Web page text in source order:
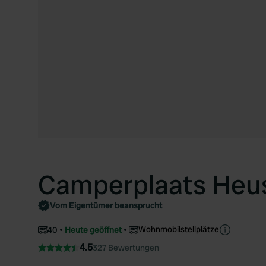
Camperplaats
Vom Eigentümer beansprucht
40 Heute geöffnet Wohnmobilstellplätze
4.5327 Bewertungen